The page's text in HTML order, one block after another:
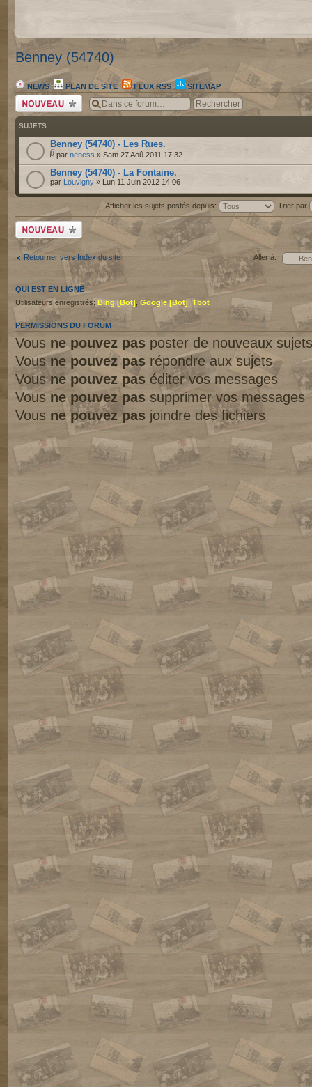
Benney (54740)
NEWS PLAN DE SITE FLUX RSS
SITEMAP
Écrire un nouveau
sujet
SUJETS
Benney (54740) - Les Rues.
par neness » Sam 27 Aoû 2011 17:32
Benney (54740) - La Fontaine.
par Louvigny » Lun 11 Juin 2012 14:06
Afficher les sujets postés depuis: Trier par
Écrire un nouveau
sujet
Retourner vers Index du site Aller à:
QUI EST EN LIGNE
Utilisateurs enregistrés: Bing [Bot] Google [Bot] Tbot
PERMISSIONS DU FORUM
Vous ne pouvez pas poster de nouveaux sujets
Vousne pouvez pas répondre aux sujets
Vousne pouvez pas éditer vos messages
Vousne pouvez pas supprimer vos messages
Vous ne pouvez pas joindre des fichiers